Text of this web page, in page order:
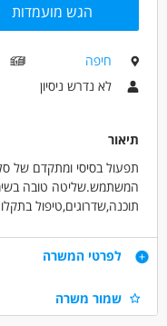
הגש מועמדות
חיפה
לא נדרש ניסיון
תיאור
תפעול בסיסי ומתקדם של
המשתמש.שליטה טובה
תוכנה,שדרוגים,טיפול
לימוד והדרכה בבינה
דרישות
ראש טכנולוגי.תושב חיפה
באנגלית.כישורי שפה בכתב
לפרטי המשרה
שמור משרה